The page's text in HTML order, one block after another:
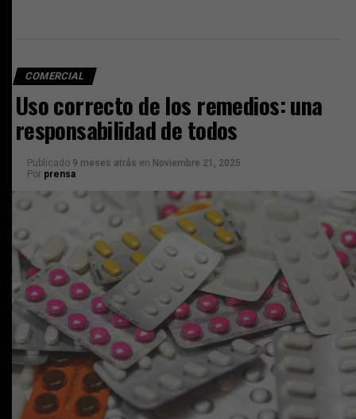
COMERCIAL
Uso correcto de los remedios: una
responsabilidad de todos
Publicado 9 meses atrás en Noviembre 21, 2025
Por prensa